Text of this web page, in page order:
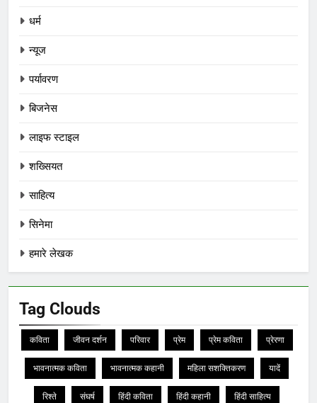
धर्म
न्यूज
पर्यावरण
बिजनेस
लाइफ स्टाइल
शख्सियत
साहित्य
सिनेमा
हमारे लेखक
Tag Clouds
कविता जीवन दर्शन परिवार प्रेम प्रेम कविता प्रेरणा
भावनात्मक कविता भावनात्मक कहानी महिला सशक्तिकरण यादें
रिश्ते संघर्ष हिंदी कविता हिंदी कहानी हिंदी साहित्य